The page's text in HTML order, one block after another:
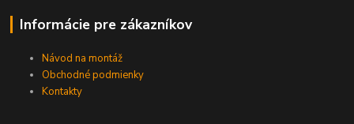
Informácie pre zákazníkov
Návod na montáž
Obchodné podmienky
Kontakty